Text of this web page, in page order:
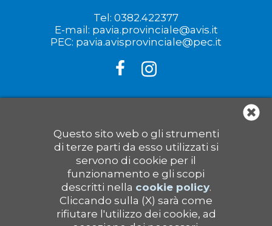
Questo sito web o gli strumenti
di terze parti da esso utilizzati si
servono di cookie per il
funzionamento e gli scopi
descritti nella cookie policy.
Cliccando sulla (X) sarà come
rifiutare l'utilizzo dei cookie, ad
Tel: 0382.422377
E-mail: pavia.provinciale@avis.it
PEC: pavia.avisprovinciale@pec.it
LINK UTILI
Avis Regionale Lombardia
Avis Nazionale
Cookie Policy
Privacy Policy